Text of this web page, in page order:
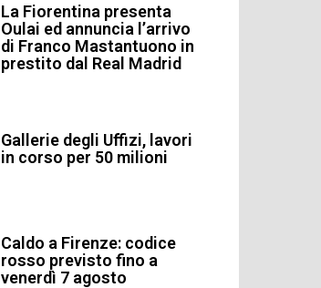
La Fiorentina presenta
Oulai ed annuncia l’arrivo
di Franco Mastantuono in
prestito dal Real Madrid
Gallerie degli Uffizi, lavori
in corso per 50 milioni
Caldo a Firenze: codice
rosso previsto fino a
venerdì 7 agosto